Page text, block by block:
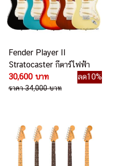
Fender Player II
Stratocaster กีตาร์ไฟฟ้า
30,600 บาท
ลด10%
ราคา 34,000 บาท